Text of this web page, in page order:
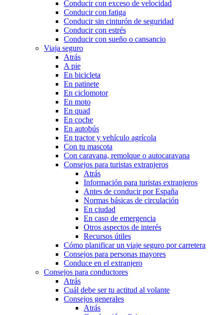
Conducir con exceso de velocidad
Conducir con fatiga
Conducir sin cinturón de seguridad
Conducir con estrés
Conducir con sueño o cansancio
Viaja seguro
Atrás
A pie
En bicicleta
En patinete
En ciclomotor
En moto
En quad
En coche
En autobús
En tractor y vehículo agrícola
Con tu mascota
Con caravana, remolque o autocaravana
Consejos para turistas extranjeros
Atrás
Información para turistas extranjeros
Antes de conducir por España
Normas básicas de circulación
En ciudad
En caso de emergencia
Otros aspectos de interés
Recursos útiles
Cómo planificar un viaje seguro por carretera
Consejos para personas mayores
Conduce en el extranjero
Consejos para conductores
Atrás
Cuál debe ser tu actitud al volante
Consejos generales
Atrás